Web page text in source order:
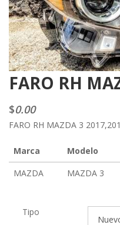
FARO RH
$0.00
FARO RH MAZDA 3
Marca Modelo
MAZDA
MAZDA 3
Tipo